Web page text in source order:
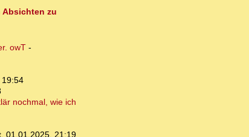
Absichten zu
owT-
nochmal, wie ich
, 01.01.2025, 21:19